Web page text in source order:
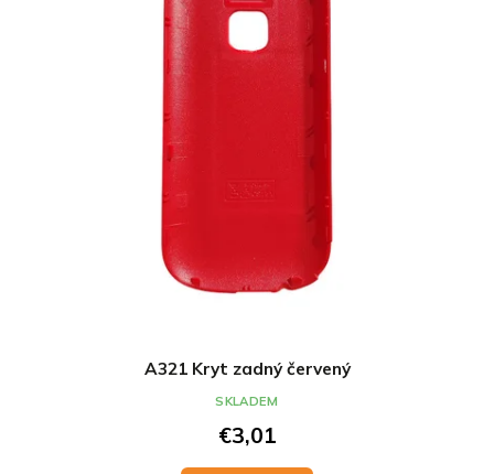
A321 Kryt zadný červený
€3,01
SKLADEM